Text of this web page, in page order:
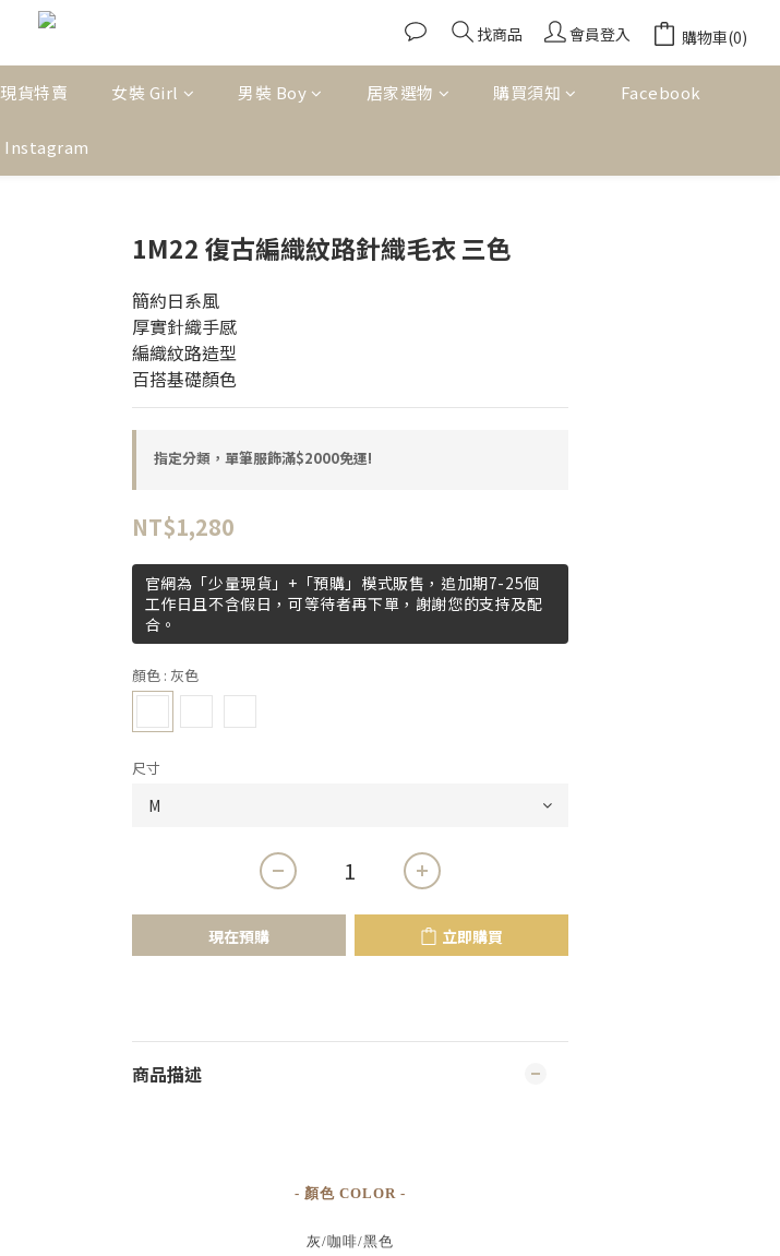
找商品 會員登入 購物車(0)
現貨特賣 女裝 Girl 男裝 Boy 居家選物 購買須知 Facebook
Instagram
1M22 復古編織紋路針織毛衣 三色
簡約日系風
厚實針織手感
編織紋路造型
百搭基礎顏色
指定分類，單筆服飾滿$2000免運!
NT$1,280
官網為「少量現貨」+「預購」模式販售，追加期7-25個
工作日且不含假日，可等待者再下單，謝謝您的支持及配
合。
顏色 : 灰色
尺寸
現在預購 立即購買
商品描述
- 顏色 COLOR -
灰/咖啡/黑色